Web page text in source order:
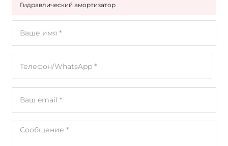
Гидравлический амортизатор